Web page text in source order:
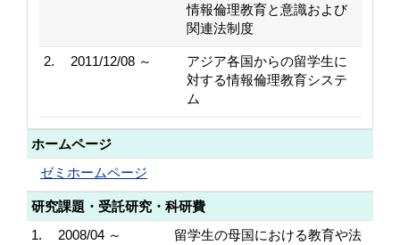
情報倫理教育と意識および
関連法制度
2. 2011/12/08 ～
アジア各国からの留学生に
対する情報倫理教育システ
ム
ホームページ
ゼミホームページ
研究課題・受託研究・科研費
1.
2008/04 ～ 留学生の母国における教育や法